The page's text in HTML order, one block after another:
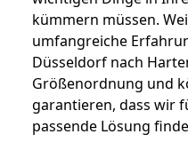
kümmern müssen.
umfangreiche
Düsseldorf nach
Größenordnung und
garantieren, dass wir
passende Lösung